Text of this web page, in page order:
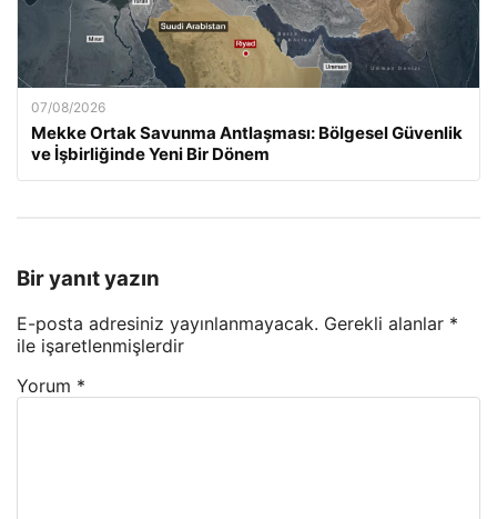
07/08/2026
Mekke Ortak Savunma Antlaşması: Bölgesel Güvenlik
ve İşbirliğinde Yeni Bir Dönem
Bir yanıt yazın
E-posta adresiniz yayınlanmayacak. Gerekli alanlar *
ile işaretlenmişlerdir
Yorum *